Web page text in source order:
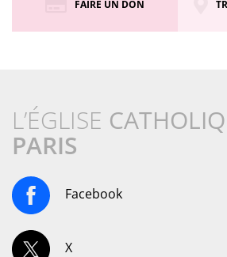
FAIRE UN DON
L’ÉGLISE
PARIS
Facebook
X